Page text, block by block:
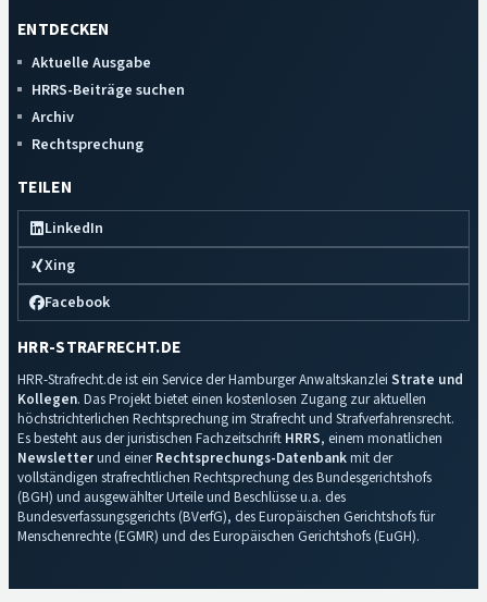
ENTDECKEN
Aktuelle Ausgabe
HRRS-Beiträge suchen
Archiv
Rechtsprechung
TEILEN
LinkedIn
Xing
Facebook
HRR-STRAFRECHT.DE
HRR-Strafrecht.de ist ein Service der Hamburger Anwaltskanzlei Strate und
Kollegen. Das Projekt bietet einen kostenlosen Zugang zur aktuellen
höchstrichterlichen Rechtsprechung im Strafrecht und Strafverfahrensrecht.
Es besteht aus der juristischen Fachzeitschrift HRRS, einem monatlichen
Newsletterund einerRechtsprechungs-Datenbankmit der
vollständigen strafrechtlichen Rechtsprechung des Bundesgerichtshofs
(BGH) und ausgewählter Urteile und Beschlüsse u.a. des
Bundesverfassungsgerichts (BVerfG), des Europäischen Gerichtshofs für
Menschenrechte (EGMR) und des Europäischen Gerichtshofs (EuGH).